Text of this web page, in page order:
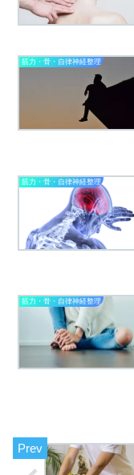
筋力・骨・自律神経整理
筋力・骨・自律神経整理
筋力・骨・自律神経整理